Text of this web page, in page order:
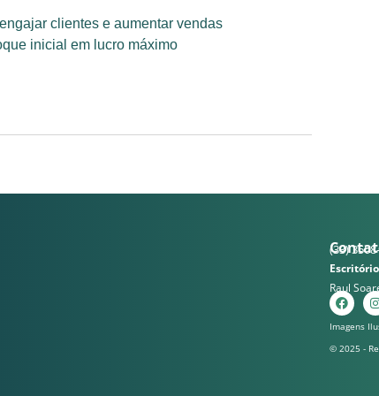
clientes e aumentar vendas
inicial em lucro máximo
(33)
Raul
Imagens
© 2025 -